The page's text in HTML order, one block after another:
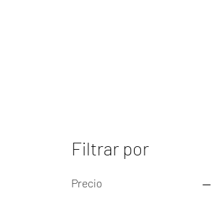
Filtrar por
Precio